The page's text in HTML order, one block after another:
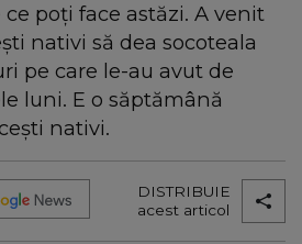
poți face astăzi. A venit
nativi să dea socoteala
pe care le-au avut de
luni. E o săptămână
nativi.
DISTRIBUIE
acest articol